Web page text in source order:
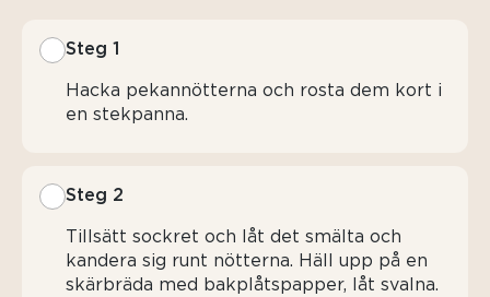
Steg 1
Hacka pekannötterna och rosta dem kort i
en stekpanna.
Steg 2
Tillsätt sockret och låt det smälta och
kandera sig runt nötterna. Häll upp på en
skärbräda med bakplåtspapper, låt svalna.